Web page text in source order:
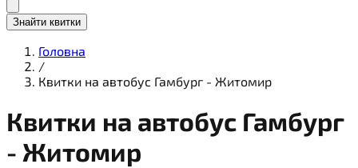
Знайти квитки
Головна
/
Квитки на автобус Гамбург - Житомир
Квитки на автобус Гамбург
- Житомир